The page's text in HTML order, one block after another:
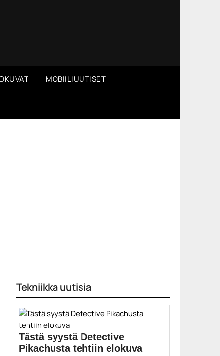
MOBIILIUUTISET
Tekniikka uutisia
Tästä syystä Detective
Pikachusta tehtiin elokuva